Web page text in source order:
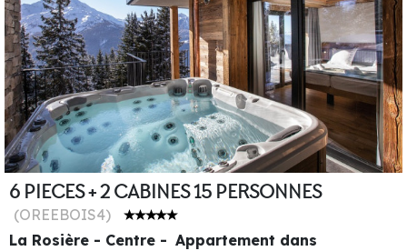
6 PIECES + 2 CABINES 15 PERSONNES
(OREEBOIS4)
La Rosière - Centre
Appartement dans